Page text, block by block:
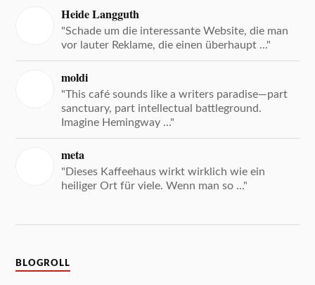
Heide Langguth
"Schade um die interessante Website, die man
vor lauter Reklame, die einen überhaupt ..."
moldi
"This café sounds like a writers paradise—part
sanctuary, part intellectual battleground.
Imagine Hemingway ..."
meta
"Dieses Kaffeehaus wirkt wirklich wie ein
heiliger Ort für viele. Wenn man so ..."
BLOGROLL